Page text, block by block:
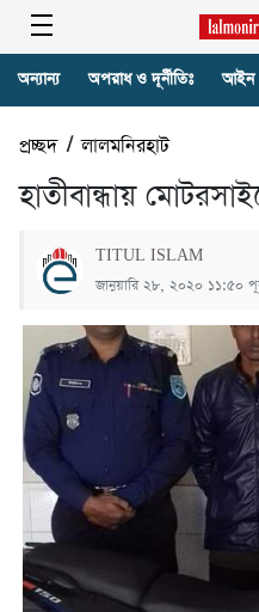
অন্যান্য অপরাধ ও দূর্নীতিঃ আইন
প্রচ্ছদ/লালমনিরহাট
হাতীবান্ধায়
TITUL ISLAM
জানুয়ারি ২৮, ২০২০ ১১:৫০